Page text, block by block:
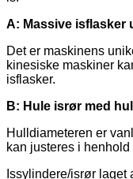
A: Massive isflasker
Det er maskinens
kinesiske maskiner
isflasker.
B: Hule isrør med
Hulldiameteren er
kan justeres i
Issylindere/isrør laget